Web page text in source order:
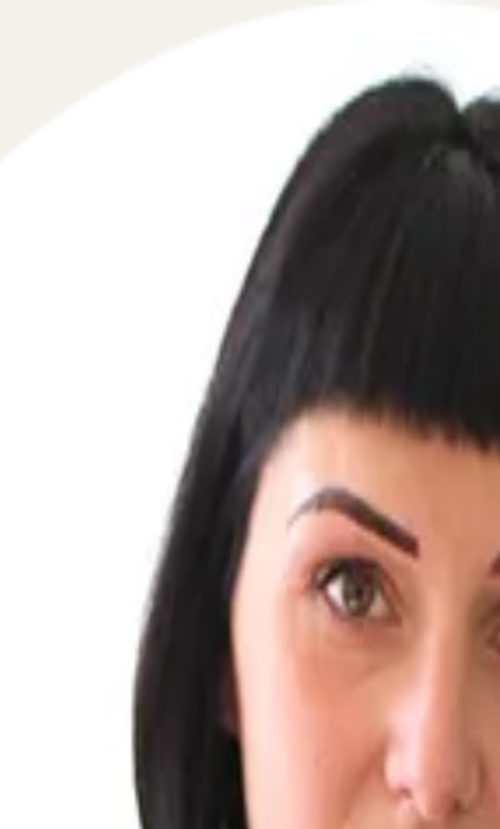
списания денежных
юриста в сфере взаимодействия с
помощь в вопросах, связанных с
задолженностей и исполнении судебных
интересов в суде. Ваша уверенность в
требующих юридической поддержки, можно
делу № 2-2177/23, выданное судом № 8
лист по алиментам и хотите узнать, как
списания в бухгалтерских системах,
но средства не были перечислены.